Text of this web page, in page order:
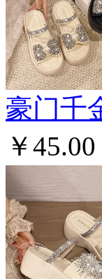
豪门千
￥45.00